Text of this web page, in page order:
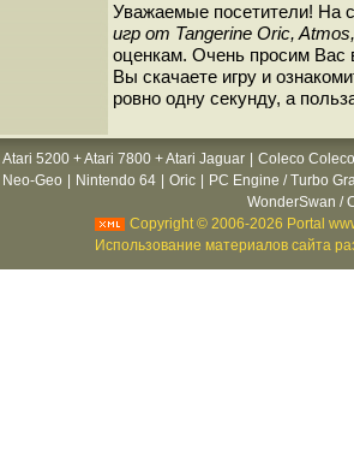
Уважаемые посетители! На
игр от Tangerine Oric,
оценкам. Очень просим Вас
Вы скачаете игру и
ровно одну секунду, а
Atari 5200 + Atari 7800 + Atari Jaguar
Coleco
Neo-Geo Nintendo 64 Oric
PC Engine / Turbo
WonderSwan /
Copyright © 2006-2026 Portal
Использование материалов сайта